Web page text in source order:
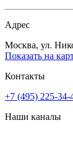
Адрес
Москва, ул.
Показать на
Контакты
+7 (495) 225-34-
Наши каналы